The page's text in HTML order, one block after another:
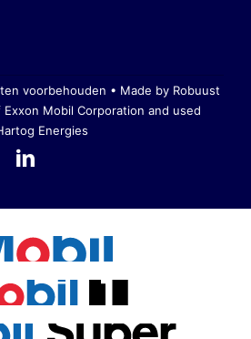
voorbehouden • Made by Robuust
Mobil Corporation and used
Energies